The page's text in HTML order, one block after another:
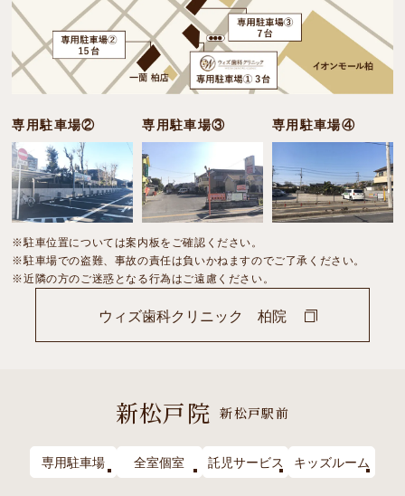
専用駐車場② 専用駐車場③ 専用駐車場④
※駐車位置については案内板をご確認ください。
※駐車場での盗難、事故の責任は負いかねますのでご了承ください。
※近隣の方のご迷惑となる行為はご遠慮ください。
ウィズ歯科クリニック 柏院
新松戸院 新松戸駅前
専用駐車場 全室個室 託児サービス キッズルーム